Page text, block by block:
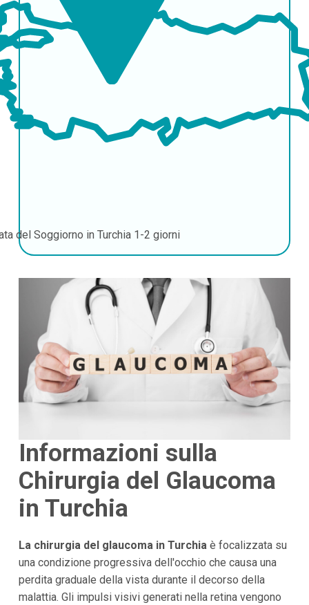
del Soggiorno in Turchia 1-2 giorni
Informazioni sulla
Chirurgia del Glaucoma
in Turchia
La chirurgia del glaucoma in Turchia è focalizzata su
una condizione progressiva dell'occhio che causa una
perdita graduale della vista durante il decorso della
malattia. Gli impulsi visivi generati nella retina vengono